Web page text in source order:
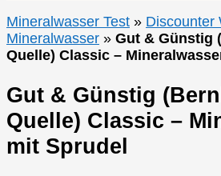
Mineralwasser Test » Discounter
Mineralwasser » Gut & Günstig
Quelle) Classic –
Gut & Günstig
Quelle) Classic –
mit Sprudel